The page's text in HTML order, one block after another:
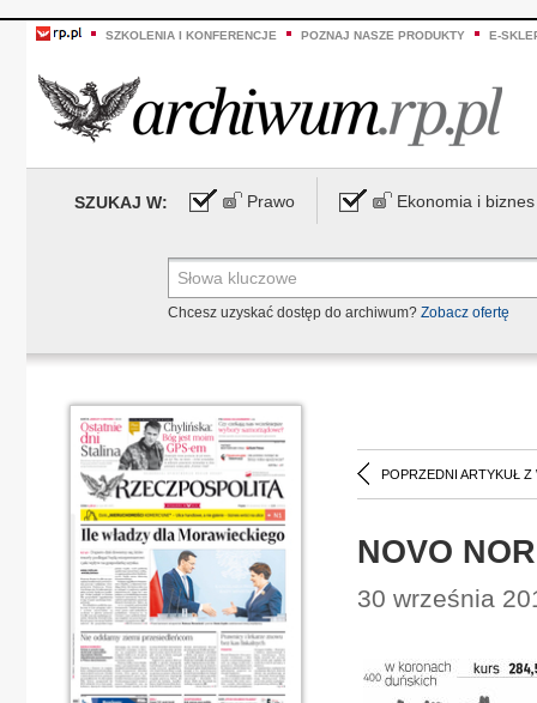
SZKOLENIA I KONFERENCJE POZNAJ NASZE PRODUKTY E-
SZUKAJ W: Prawo Ekonomia i biznes
Chcesz uzyskać dostęp do archiwum? Zobacz ofertę
POPRZEDNI ARTYKUŁ Z
NOVO
30 września